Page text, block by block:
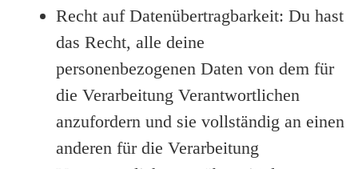
Recht auf Datenübertragbarkeit: Du hast
das Recht, alle deine
personenbezogenen Daten von dem für
die Verarbeitung Verantwortlichen
anzufordern und sie vollständig an einen
anderen für die Verarbeitung